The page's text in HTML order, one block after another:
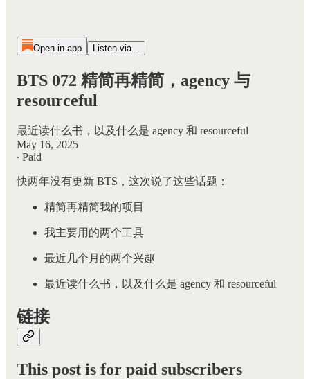
Open in app Listen via...
BTS 072 精简再精简，agency 与
resourceful
最近读什么书，以及什么是 agency 和 resourceful
May 16, 2025
∙ Paid
快两年没有更新 BTS，这次说了这些话题：
精简再精简我的项目
我主要用的两个工具
最近几个月的两个兴趣
最近读什么书，以及什么是 agency 和 resourceful
链接
This post is for paid subscribers